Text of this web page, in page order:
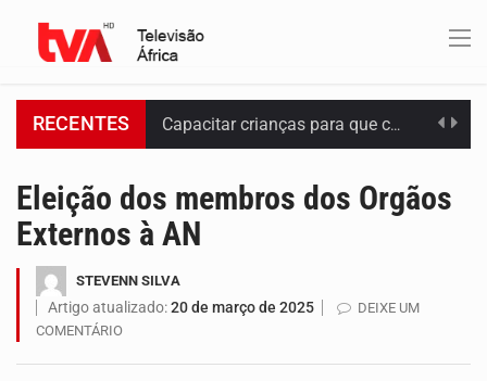
RECENTES Capacitar crianças para que conheçam os seus direitos, façam ouvir a sua voz e se…
Eleição dos membros dos Orgãos
Externos à AN
STEVENN SILVA
Artigo atualizado:20 de março de 2025
DEIXE UM
COMENTÁRIO